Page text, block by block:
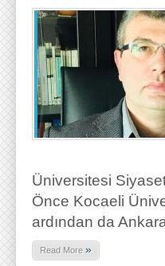
Üniversitesi
Önce Kocaeli
ardından da
Read More »